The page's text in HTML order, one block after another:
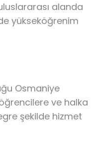
alanda
yükseköğrenim
Osmaniye
ve halka
şekilde hizmet